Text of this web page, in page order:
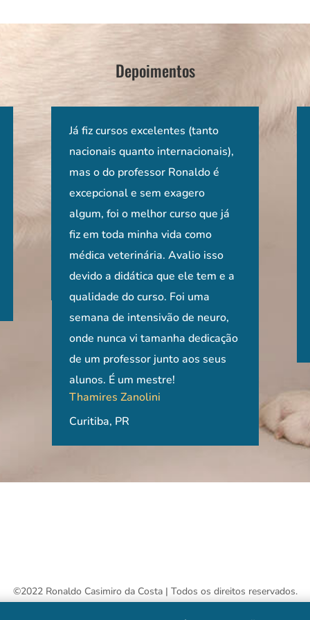
Depoimentos
Os dois cursos que pude participar
foram de excelente qualidade! O
conteúdo sempre atualizado e
apresentado de maneira muito
didática pelo Dr. Ronaldo, e
acompanhada de casos clínicos
muito esclarecedores. Agradeço
muito a oportunidade!
Beatriz Kosachenco, MV, MSc
Professora de Cirurgia
Veterinária, ULBRA/RS Porto
Alegre, RS
Ter acesso
curso
por um
universidade
diplomado
tamanha
neurologia,
um
Gláucia de
MV, MSc,
Veterinária
é
Já fiz cursos excelentes (tanto
nacionais quanto internacionais),
mas o do professor Ronaldo é
excepcional e sem exagero
algum, foi o melhor curso que já
fiz em toda minha vida como
médica veterinária. Avalio isso
devido a didática que ele tem e a
qualidade do curso. Foi uma
semana de intensivão de neuro,
onde nunca vi tamanha dedicação
de um professor junto aos seus
alunos. É um mestre!
Thamires Zanolini
Curitiba, PR
O
de
as
É
para
de
Raíza
e
bem
de
de
levando-
de cada
Aprendi com o Prof Ronaldo a
realizar exame neurológico
"clean", com metodologia e passo
a passo! Pude aplicar de imediato
no dia a dia de atendimentos, no
ensino tanto de graduandos,
residentes a pós-graduandos! de
uma nota 0 a 1000- o curso foi
nota 1000.
Ayne Murata Hayashi, MV, MSc.
Universidade de São Paulo, USP
São Paulo, SP
©2022 Ronaldo Casimiro da Costa | Todos os direitos reservados.
Produzido porJinn Desenvolvimento Web